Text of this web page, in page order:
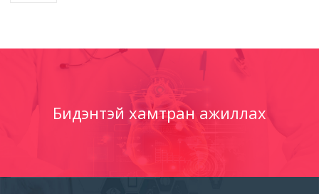
Бидэнтэй хамтран ажиллах